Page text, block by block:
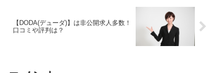
ホーム 副業・お小遣い稼ぎ